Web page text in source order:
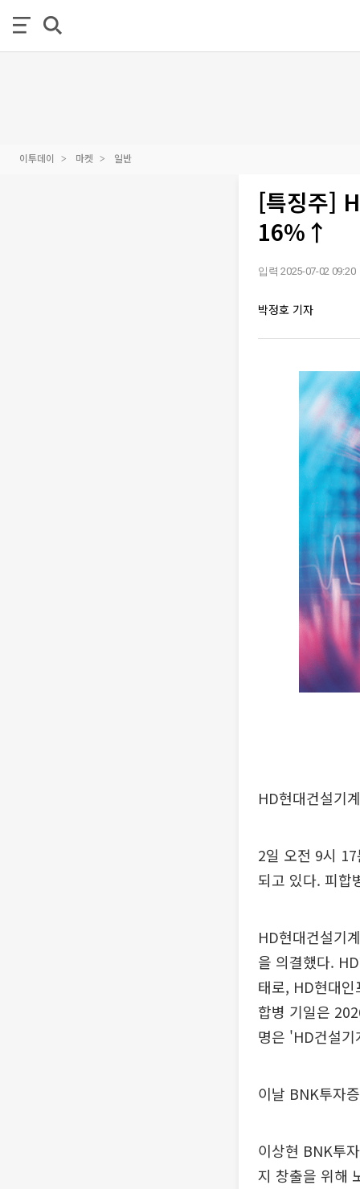
이투데이 마켓 일반
[특징주]
16%↑
입력 2025-07-02 09:20
박정호 기자
HD현대건설기
2일 오전 9시
되고 있다. 피합
HD현대건설기
을 의결했다.
태로, HD현대
합병 기일은
명은 'HD건설
이날 BNK투자
이상현 BNK투
지 창출을 위해